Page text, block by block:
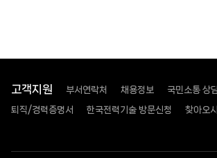
고객지원 부서연락처 채용정보 국민소통 상
퇴직/경력증명서 한국전력기술 방문신청 찾아오